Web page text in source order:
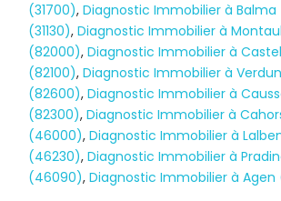
Diagnostic
TERMITES
(31700),Diagnostic Immobilier à Balma
(31130),Diagnostic Immobilier à
(82000),Diagnostic Immobilier à
(82100),Diagnostic Immobilier à
(82600),Diagnostic Immobilier à
(82300),Diagnostic Immobilier à
(46000),Diagnostic Immobilier à
(46230),Diagnostic Immobilier à
(46090),Diagnostic Immobilier à